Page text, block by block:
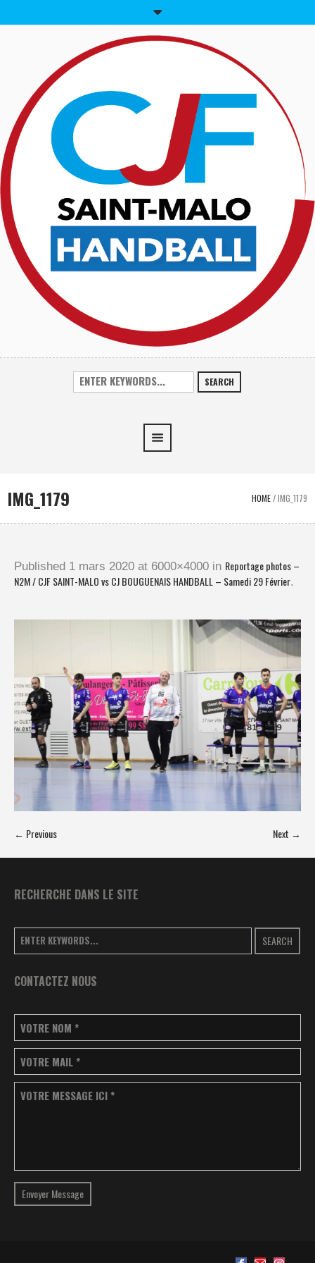
SEARCH
IMG_1179 HOME/IMG_1179
Published 1 mars 2020 at 6000×4000 in Reportage photos –
N2M / CJF SAINT-MALO vs CJ BOUGUENAIS HANDBALL – Samedi 29 Février.
← Previous Next →
RECHERCHE DANS LE SITE
SEARCH
CONTACTEZ NOUS
VOTRE NOM *
VOTRE MAIL *
VOTRE MESSAGE ICI *
Envoyer Message